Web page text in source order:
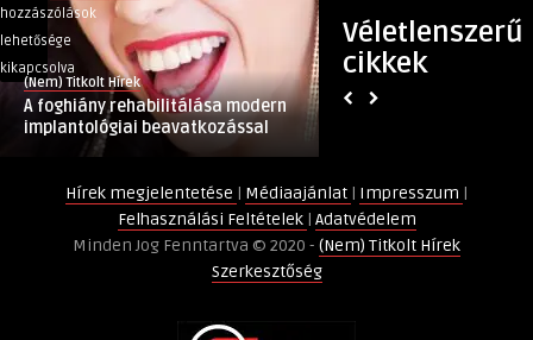
Véletlenszerű
cikkek
foghiány
rehabilitálása
modern
implantológiai
beavatkozással
bejegyzéshez
hozzászólások
lehetősége
kikapcsolva
(Nem) Titkolt Hírek
A foghiány rehabilitálása modern
implantológiai beavatkozással
egyből
aranyérmet
bejegyzéshez
lehetősége
kikapcsolva
Hírek megjelentetése | Médiaajánlat | Impresszum |
Felhasználási Feltételek | Adatvédelem
Minden Jog Fenntartva © 2020 - (Nem) Titkolt Hírek
Szerkesztőség